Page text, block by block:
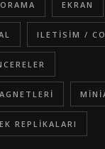
EKRAN
ILETISIM /
REPLIKALARI